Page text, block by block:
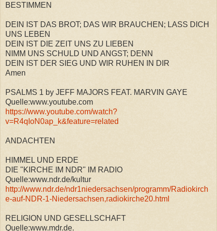
BESTIMMEN
DEIN IST DAS BROT; DAS WIR BRAUCHEN; LASS DICH
UNS LEBEN
DEIN IST DIE ZEIT UNS ZU LIEBEN
NIMM UNS SCHULD UND ANGST; DENN
DEIN IST DER SIEG UND WIR RUHEN IN DIR
Amen
PSALMS 1 by JEFF MAJORS FEAT. MARVIN GAYE
Quelle:www.youtube.com
https://www.youtube.com/watch?
v=R4qIoN0ap_k&feature=related
ANDACHTEN
HIMMEL UND ERDE
DIE "KIRCHE IM NDR" IM RADIO
Quelle:www.ndr.de/kultur
http://www.ndr.de/ndr1niedersachsen/programm/Radiokirch
e-auf-NDR-1-Niedersachsen,radiokirche20.html
RELIGION UND GESELLSCHAFT
Quelle:www.mdr.de.